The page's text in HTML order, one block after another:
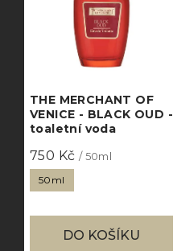
THE MERCHANT OF
VENICE - BLACK OUD -
toaletní voda
750 Kč / 50ml
50ml
DO KOŠÍKU